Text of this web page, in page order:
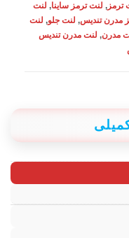
ترمز, لنت ترمز ساینا, لنت
مدرن تندیس, لنت جلو, لنت
مدرن, لنت مدرن تندیس